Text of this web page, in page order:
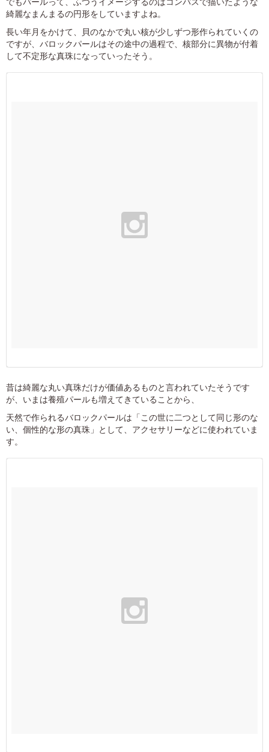
でもパールって、ふつうイメージするのはコンパスで描いたような
綺麗なまんまるの円形をしていますよね。
長い年月をかけて、貝のなかで丸い核が少しずつ形作られていくの
ですが、バロックパールはその途中の過程で、核部分に異物が付着
して不定形な真珠になっていったそう。
昔は綺麗な丸い真珠だけが価値あるものと言われていたそうです
が、いまは養殖パールも増えてきていることから、
天然で作られるバロックパールは「この世に二つとして同じ形のな
い、個性的な形の真珠」として、アクセサリーなどに使われていま
す。